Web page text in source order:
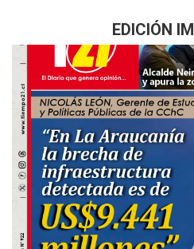
EDICIÓN